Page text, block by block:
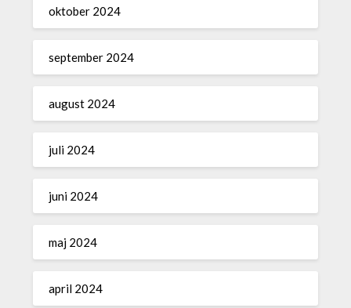
oktober 2024
september 2024
august 2024
juli 2024
juni 2024
maj 2024
april 2024